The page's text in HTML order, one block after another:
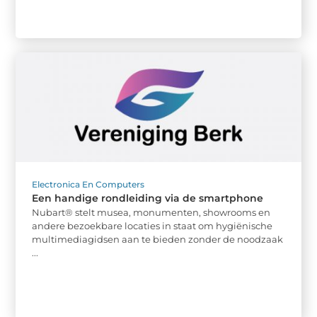
Electronica En Computers
Een handige rondleiding via de smartphone
Nubart® stelt musea, monumenten, showrooms en
andere bezoekbare locaties in staat om hygiënische
multimediagidsen aan te bieden zonder de noodzaak
...